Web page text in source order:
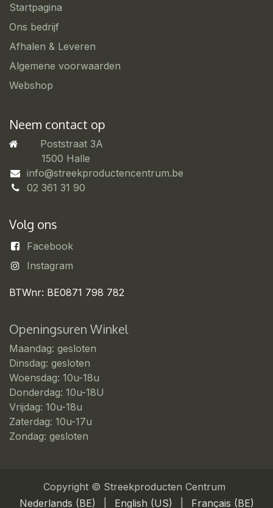
Startpagina
Ons bedrijf
Afhalen & Leveren
Algemene voorwaarden
Webshop
Neem contact op
Poststraat 3A
​1500 Halle
info@streekproductencentrum.be
02 361 31 90
Volg ons
Facebook
Instagram
BTWnr: BE0871 798 782
Openingsuren Winkel
Maandag: gesloten
Dinsdag: gesloten
Woensdag: 10u-18u
Donderdag: 10u-18U
Vrijdag: 10u-18u
Zaterdag: 10u-17u
Zondag: gesloten
Copyright © Streekproducten Centrum
Nederlands (BE)
English (US) Français (BE)